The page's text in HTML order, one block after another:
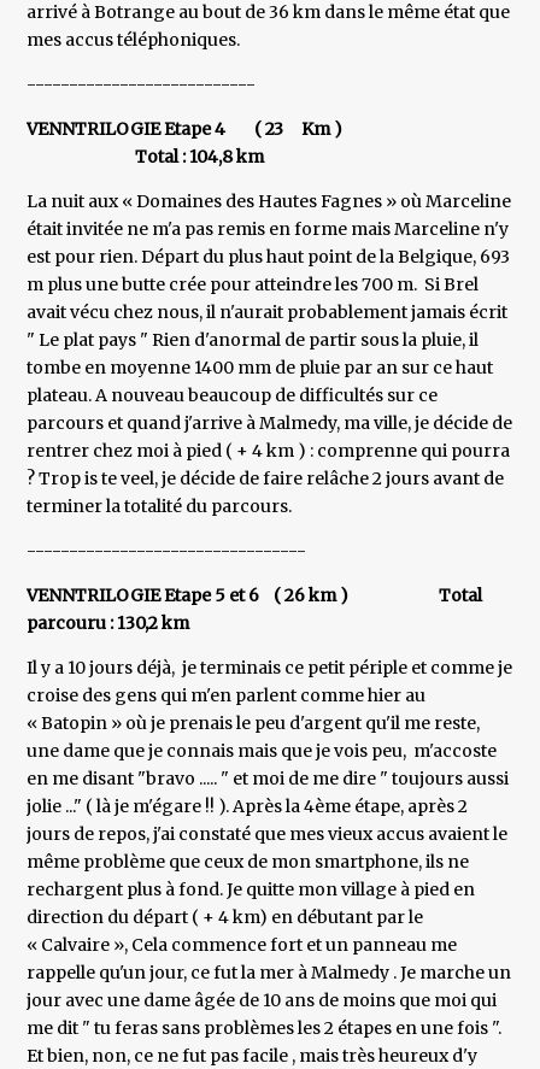
arrivé à Botrange au bout de 36 km dans le même état que
mes accus téléphoniques.
---------------------------
VENNTRILOGIE Etape 4 ( 23 Km )
Total : 104,8 km
La nuit aux « Domaines des Hautes Fagnes » où Marceline
était invitée ne m'a pas remis en forme mais Marceline n'y
est pour rien. Départ du plus haut point de la Belgique, 693
m plus une butte crée pour atteindre les 700 m. Si Brel
avait vécu chez nous, il n'aurait probablement jamais écrit
" Le plat pays " Rien d'anormal de partir sous la pluie, il
tombe en moyenne 1400 mm de pluie par an sur ce haut
plateau. A nouveau beaucoup de difficultés sur ce
parcours et quand j'arrive à Malmedy, ma ville, je décide de
rentrer chez moi à pied ( + 4 km ) : comprenne qui pourra
? Trop is te veel, je décide de faire relâche 2 jours avant de
terminer la totalité du parcours.
---------------------------------
VENNTRILOGIE Etape 5 et 6 ( 26 km ) Total
parcouru : 130,2 km
Il y a 10 jours déjà, je terminais ce petit périple et comme je
croise des gens qui m'en parlent comme hier au
« Batopin » où je prenais le peu d'argent qu'il me reste,
une dame que je connais mais que je vois peu, m'accoste
en me disant "bravo ..... " et moi de me dire " toujours aussi
jolie ..." ( là je m'égare !! ). Après la 4ème étape, après 2
jours de repos, j'ai constaté que mes vieux accus avaient le
même problème que ceux de mon smartphone, ils ne
rechargent plus à fond. Je quitte mon village à pied en
direction du départ ( + 4 km) en débutant par le
« Calvaire », Cela commence fort et un panneau me
rappelle qu'un jour, ce fut la mer à Malmedy . Je marche un
jour avec une dame âgée de 10 ans de moins que moi qui
me dit " tu feras sans problèmes les 2 étapes en une fois ".
Et bien, non, ce ne fut pas facile , mais très heureux d'y